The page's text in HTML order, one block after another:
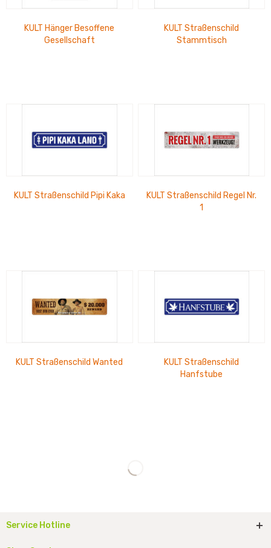
KULT Hänger Besoffene
Gesellschaft
KULT Straßenschild
Stammtisch
KULT Straßenschild Pipi Kaka
KULT Straßenschild Regel Nr.
1
KULT Straßenschild Wanted
KULT Straßenschild
Hanfstube
Service Hotline